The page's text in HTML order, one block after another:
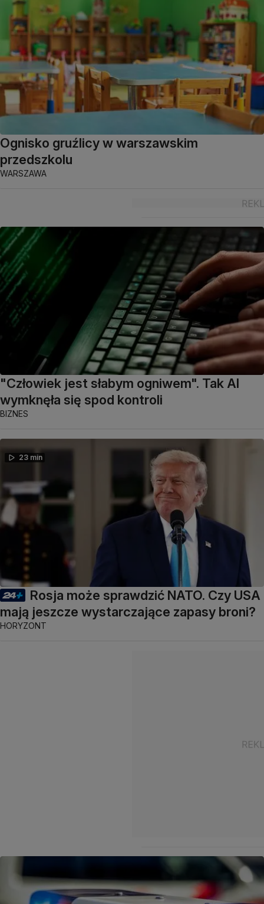
Ognisko gruźlicy w warszawskim
przedszkolu
WARSZAWA
"Człowiek jest słabym ogniwem". Tak AI
wymknęła się spod kontroli
BIZNES
23 min
Rosja może sprawdzić NATO. Czy USA
mają jeszcze wystarczające zapasy broni?
HORYZONT